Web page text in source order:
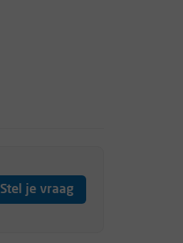
Stel je vraag